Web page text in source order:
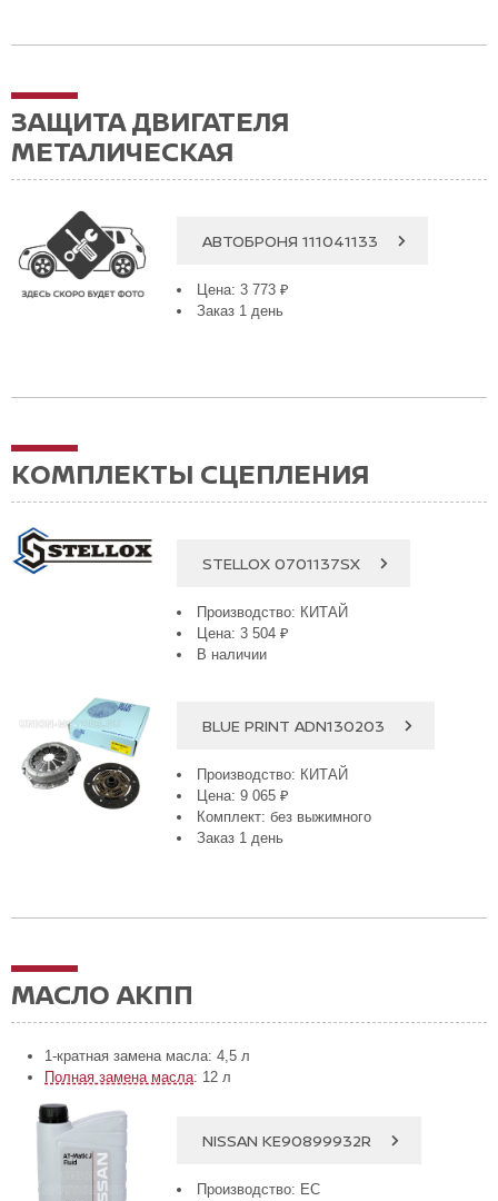
ЗАЩИТА ДВИГАТЕЛЯ
МЕТАЛИЧЕСКАЯ
АВТОБРОНЯ 111041133
Цена: 3 773 ₽
Заказ 1 день
КОМПЛЕКТЫ СЦЕПЛЕНИЯ
STELLOX 0701137SX
Производство: КИТАЙ
Цена: 3 504 ₽
В наличии
BLUE PRINT ADN130203
Производство: КИТАЙ
Цена: 9 065 ₽
Комплект: без выжимного
Заказ 1 день
МАСЛО АКПП
1-кратная замена масла: 4,5 л
Полная замена масла: 12 л
NISSAN KE90899932R
Производство: ЕС